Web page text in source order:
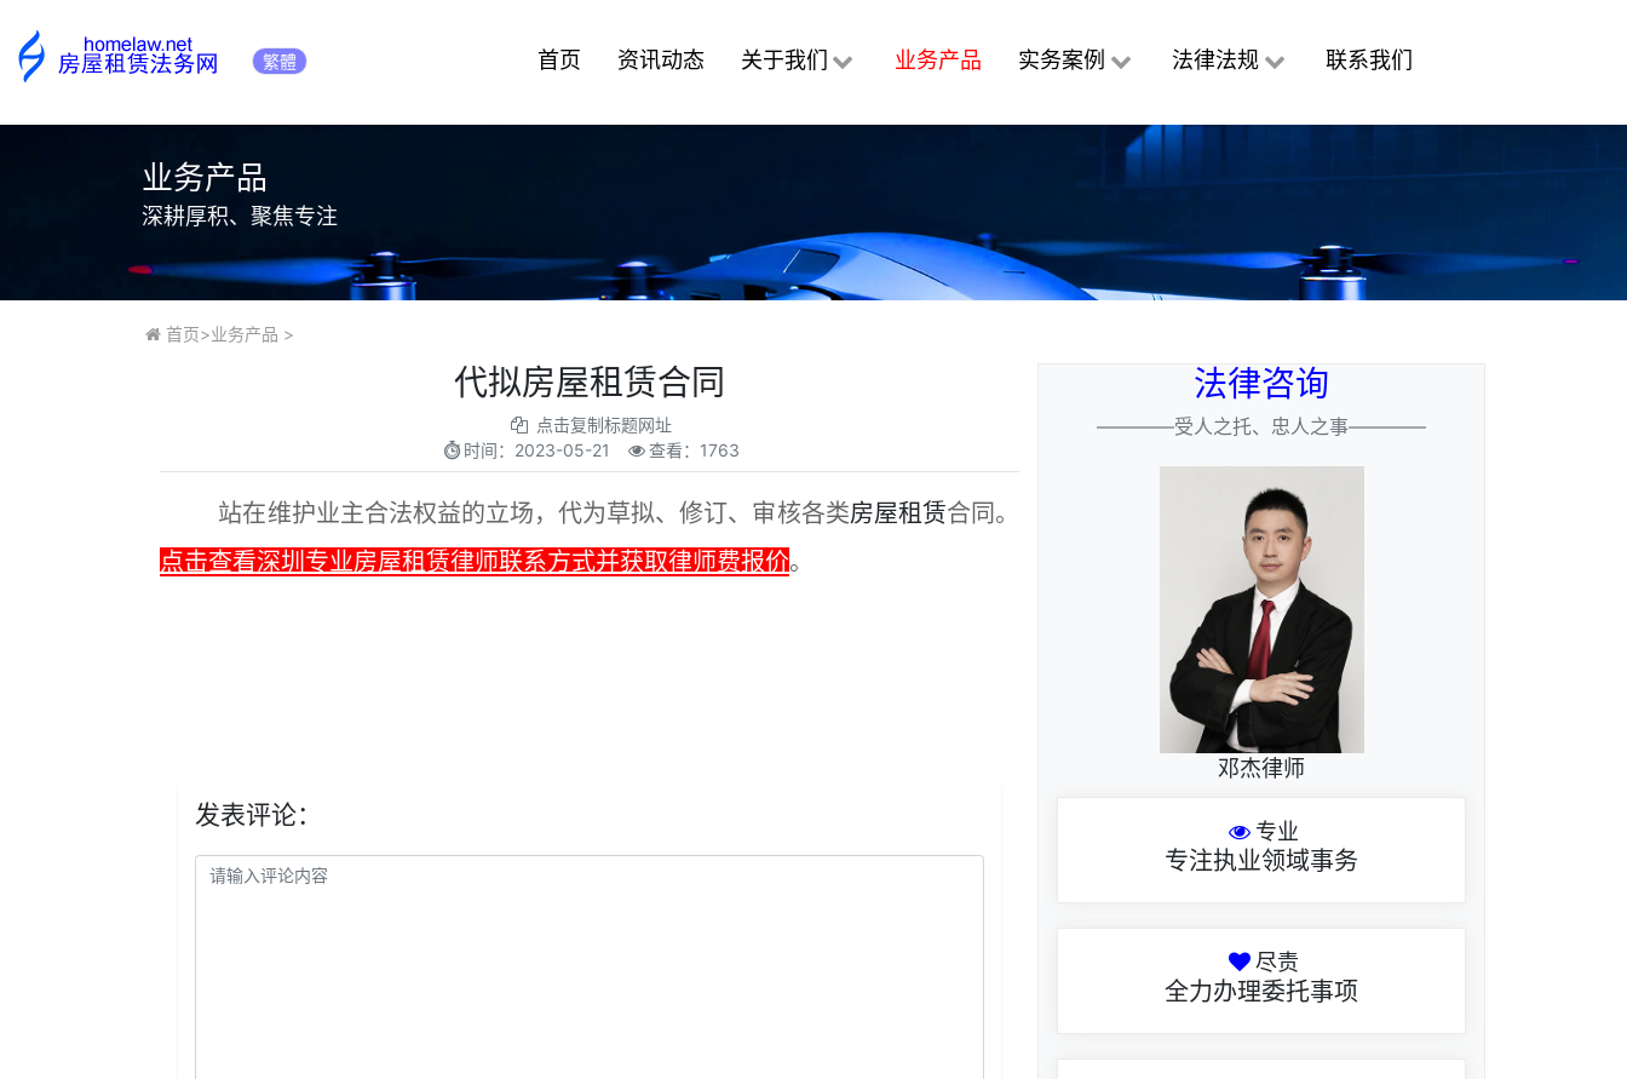
繁體 首页 资讯动态 关于我们 业务产品 实务案例 法律法规 联系我们
业务产品
深耕厚积、聚焦专注
首页>业务产品 >
代拟房屋租赁合同
点击复制标题网址
时间： 2023-05-21 查看：1763
站在维护业主合法权益的立场，代为草拟、修订、审核各类房屋租赁合同。
点击查看深圳专业房屋租赁律师联系方式并获取律师费报价。
发表评论：
法律咨询
————受人之托、忠人之事————
邓杰律师
专业
专注执业领域事务
尽责
全力办理委托事项